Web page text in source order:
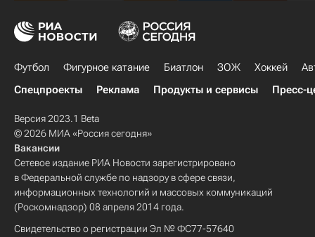
Футбол Фигурное катание Биатлон ЗОЖ Хоккей
Спецпроекты
Реклама Продукты и сервисы Пресс-
Версия 2023.1 Beta
© 2026 МИА «Россия сегодня»
Вакансии
Сетевое издание РИА Новости зарегистрировано
в Федеральной службе по надзору в сфере связи,
информационных технологий и массовых коммуникаций
(Роскомнадзор) 08 апреля 2014 года.
Свидетельство о регистрации Эл № ФС77-57640